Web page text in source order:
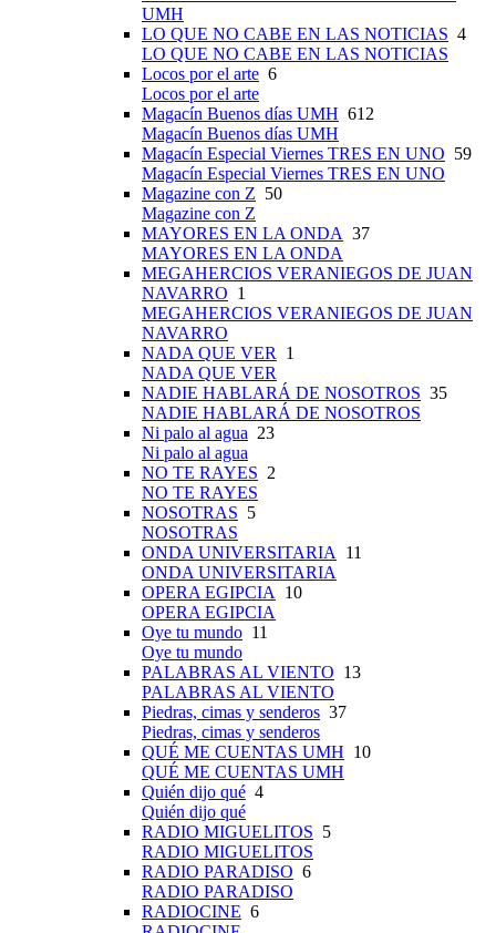
UMH
LO QUE NO CABE EN LAS NOTICIAS 4
LO QUE NO CABE EN LAS NOTICIAS
Locos por el arte 6
Locos por el arte
Magacín Buenos días UMH 612
Magacín Buenos días UMH
Magacín Especial Viernes TRES EN UNO 59
Magacín Especial Viernes TRES EN UNO
Magazine con Z 50
Magazine con Z
MAYORES EN LA ONDA 37
MAYORES EN LA ONDA
MEGAHERCIOS VERANIEGOS DE JUAN
NAVARRO 1
MEGAHERCIOS VERANIEGOS DE JUAN
NAVARRO
NADA QUE VER
1
NADA QUE VER
NADIE HABLARÁ DE NOSOTROS 35
NADIE HABLARÁ DE NOSOTROS
Ni palo al agua 23
Ni palo al agua
NO TE RAYES 2
NO TE RAYES
NOSOTRAS 5
NOSOTRAS
ONDA UNIVERSITARIA
11
ONDA UNIVERSITARIA
OPERA EGIPCIA
10
OPERA EGIPCIA
Oye tu mundo 11
Oye tu mundo
PALABRAS AL VIENTO 13
PALABRAS AL VIENTO
Piedras, cimas y senderos 37
Piedras, cimas y senderos
QUÉ ME CUENTAS UMH 10
QUÉ ME CUENTAS UMH
Quién dijo qué 4
Quién dijo qué
RADIO MIGUELITOS 5
RADIO MIGUELITOS
RADIO PARADISO 6
RADIO PARADISO
RADIOCINE 6